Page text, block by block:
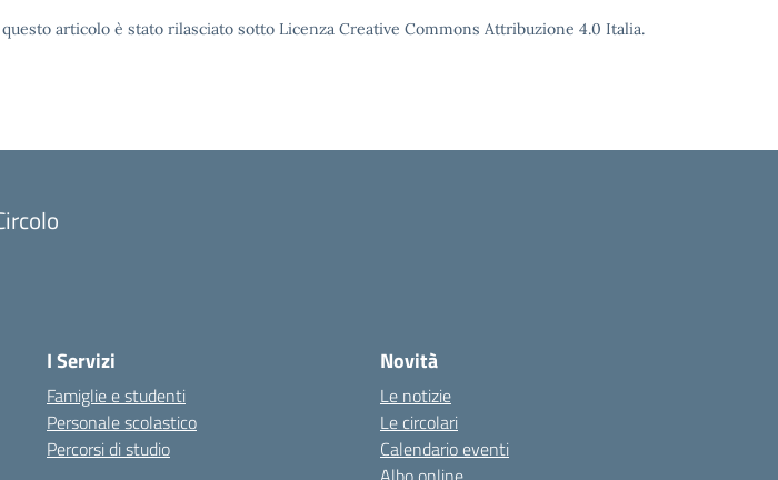
articolo è stato rilasciato sotto Licenza Creative Commons Attribuzione 4.0 Italia.
I Servizi
Famiglie e studenti
Personale scolastico
Percorsi di studio
Novità
Le notizie
Le circolari
Calendario eventi